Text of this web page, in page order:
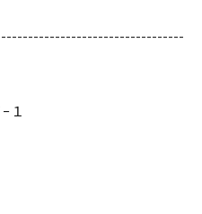
１